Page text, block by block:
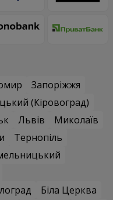
Запоріжжя
(Кіровоград)
Львів
Миколаїв
Тернопіль
Біла Церква